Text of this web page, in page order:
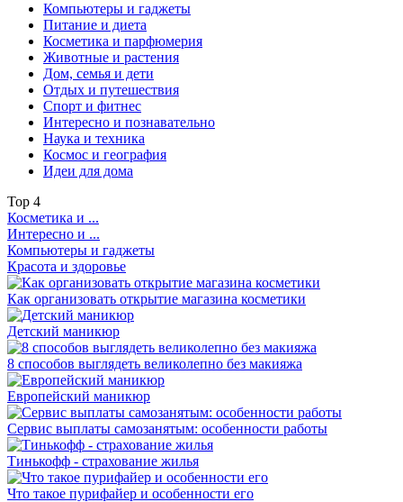
Компьютеры и гаджеты
Питание и диета
Косметика и парфюмерия
Животные и растения
Дом, семья и дети
Отдых и путешествия
Спорт и фитнес
Интересно и познавательно
Наука и техника
Космос и география
Идеи для дома
Top 4
Косметика и ...
Интересно и ...
Компьютеры и гаджеты
Красота и здоровье
Как организовать открытие магазина косметики
Детский маникюр
8 способов выглядеть великолепно без макияжа
Европейский маникюр
Сервис выплаты самозанятым: особенности работы
Тинькофф - страхование жилья
Что такое пурифайер и особенности его